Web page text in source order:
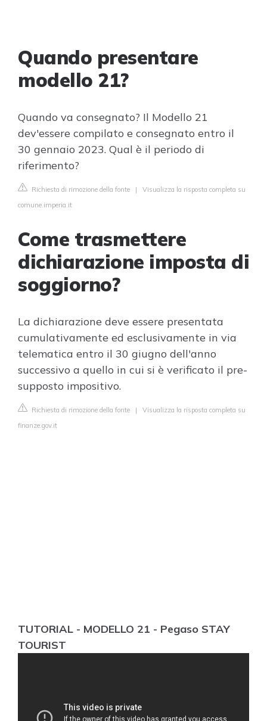
Quando presentare
modello 21?
Quando va consegnato? Il Modello 21
dev'essere compilato e consegnato entro il
30 gennaio 2023. Qual è il periodo di
riferimento?
Richiesta di rimozione della fonte | Visualizza la risposta completa su
comune.imperia.it
Come trasmettere
dichiarazione imposta di
soggiorno?
La dichiarazione deve essere presentata
cumulativamente ed esclusivamente in via
telematica entro il 30 giugno dell'anno
successivo a quello in cui si è verificato il pre-
supposto impositivo.
Richiesta di rimozione della fonte | Visualizza la risposta completa su
finanze.gov.it
TUTORIAL - MODELLO 21 - Pegaso STAY
TOURIST